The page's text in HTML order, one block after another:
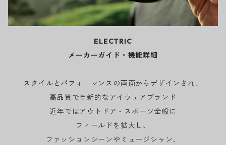
ELECTRIC
メーカーガイド・機能詳細
スタイルとパフォーマンスの両面からデザインされ、
高品質で革新的なアイウェアブランド
近年ではアウトドア・スポーツ全般に
フィールドを拡大し、
ファッションシーンやミュージシャン、